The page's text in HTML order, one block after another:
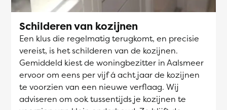
Schilderen van kozijnen
Een klus die regelmatig terugkomt, en precisie
vereist, is het schilderen van de kozijnen.
Gemiddeld kiest de woningbezitter in Aalsmeer
ervoor om eens per vijf á acht jaar de kozijnen
te voorzien van een nieuwe verflaag. Wij
adviseren om ook tussentijds je kozijnen te